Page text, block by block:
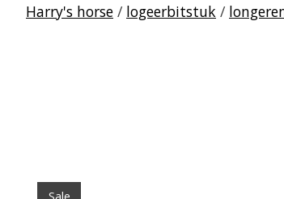
Harry's horse / logeerbitstuk /
Items van productcarrousel
Sale